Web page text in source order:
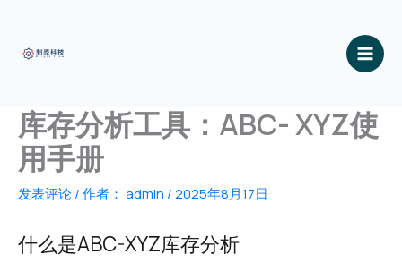
库存分析工具：ABC- XYZ使
用手册
发表评论/ 作者： admin /2025年8月17日
什么是ABC-XYZ库存分析